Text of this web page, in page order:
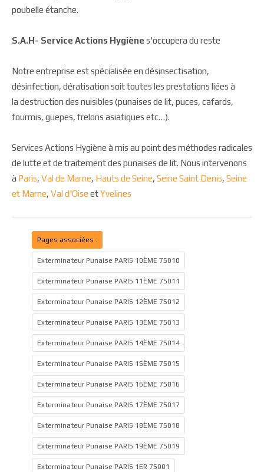
poubelle étanche.
S.A.H- Service Actions Hygiène s'occupera du reste
Notre entreprise est spécialisée en désinsectisation,
désinfection, dératisation soit toutes les prestations liées à
la destruction des nuisibles (punaises de lit, puces, cafards,
fourmis, guepes, frelons asiatiques etc…).
Services Actions Hygiène à mis au point des méthodes radicales
de lutte et de traitement des punaises de lit. Nous intervenons
à Paris, Val de Marne, Hauts de Seine, Seine Saint Denis, Seine
et Marne, Val d'Oise etYvelines
Pages associées :
Exterminateur Punaise PARIS 10ÈME 75010
Exterminateur Punaise PARIS 11ÈME 75011
Exterminateur Punaise PARIS 12ÈME 75012
Exterminateur Punaise PARIS 13ÈME 75013
Exterminateur Punaise PARIS 14ÈME 75014
Exterminateur Punaise PARIS 15ÈME 75015
Exterminateur Punaise PARIS 16ÈME 75016
Exterminateur Punaise PARIS 17ÈME 75017
Exterminateur Punaise PARIS 18ÈME 75018
Exterminateur Punaise PARIS 19ÈME 75019
Exterminateur Punaise PARIS 1ER 75001